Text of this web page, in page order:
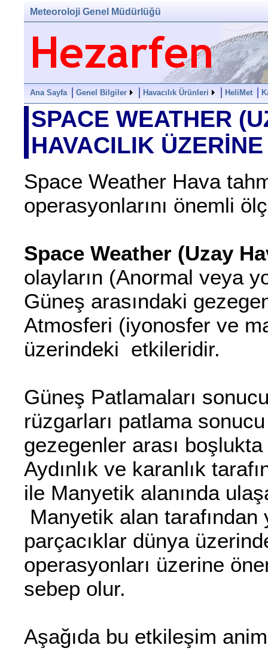
Meteoroloji Genel Müdürlüğü
Ana Sayfa Genel Bilgiler Havacılık Ürünleri HeliMet
SPACE WEATHER
HAVACILIK
Space Weather Hava
operasyonlarını önemli
Space Weather (Uzay
olayların (Anormal veya
Güneş arasındaki
Atmosferi (iyonosfer ve
üzerindeki etkileridir.
Güneş Patlamaları
rüzgarları patlama
gezegenler arası
Aydınlık ve karanlık
ile Manyetik alanında
Manyetik alan
parçacıklar dünya
operasyonları üzerine
sebep olur.
Aşağıda bu etkileşim